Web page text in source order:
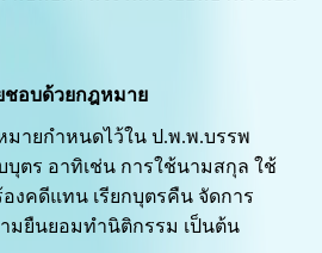
ชอบด้วยกฎหมาย
มายกำหนดไว้ใน ป.พ.พ.บรรพ
ตร อาทิเช่น การใช้นามสกุล ใช้
งคดีแทน เรียกบุตรคืน จัดการ
มยืนยอมทำนิติกรรม เป็นต้น